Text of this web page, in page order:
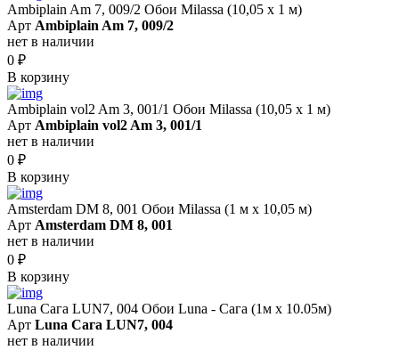
Ambiplain Am 7, 009/2 Обои Milassa (10,05 х 1 м)
Арт Ambiplain Am 7, 009/2
нет в наличии
0 ₽
В корзину
Ambiplain vol2 Am 3, 001/1 Обои Milassa (10,05 х 1 м)
Арт Ambiplain vol2 Am 3, 001/1
нет в наличии
0 ₽
В корзину
Amsterdam DM 8, 001 Обои Milassa (1 м х 10,05 м)
Арт Amsterdam DM 8, 001
нет в наличии
0 ₽
В корзину
Luna Сага LUN7, 004 Обои Luna - Сага (1м х 10.05м)
Арт Luna Сага LUN7, 004
нет в наличии